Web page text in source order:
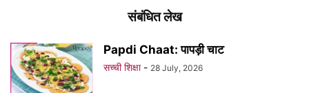
संबंधित लेख
Papdi Chaat: पापड़ी चाट
सच्ची शिक्षा - 28 July, 2026